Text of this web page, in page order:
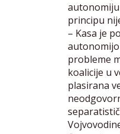
principu
– Kasa je
probleme
koalicije u
plasirana